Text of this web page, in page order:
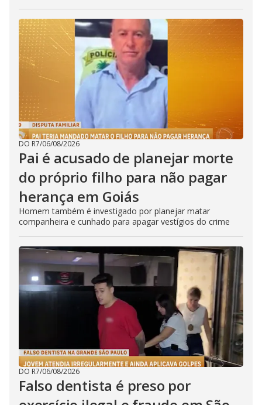
DO R7/06/08/2026
Pai é acusado de planejar morte
do próprio filho para não pagar
herança em Goiás
Homem também é investigado por planejar matar
companheira e cunhado para apagar vestígios do crime
DO R7/06/08/2026
Falso dentista é preso por